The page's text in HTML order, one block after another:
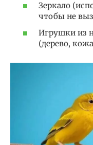
Зеркало
чтобы не
Игрушки из
(дерево,